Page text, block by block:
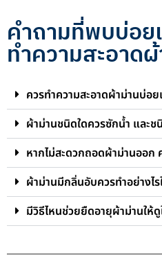
คำถามที่พบบ่อย
ทำความสะอาด
ควรทำความสะอาดผ้าม่านบ่อย
ผ้าม่านชนิดใดควรซักน้ำ และ
หากไม่สะดวกถอดผ้าม่านออก
ผ้าม่านมีกลิ่นอับควรทำอย่างไร
มีวิธีไหนช่วยยืดอายุผ้าม่านให้